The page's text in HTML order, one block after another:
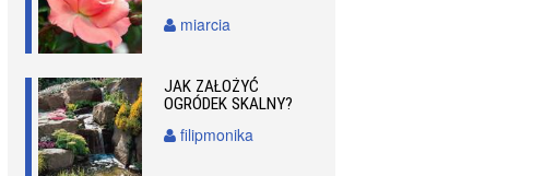
miarcia
JAK ZAŁOŻYĆ
OGRÓDEK SKALNY?
filipmonika